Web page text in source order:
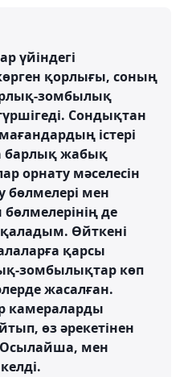
үйіндегі
қорлығы, соның
зомбылық
Сондықтан
істері
барлық жабық
орнату мәселесін
бөлмелері мен
де
Өйткені
қарсы
зомбылықтар көп
жасалған.
камераларды
өз әрекетінен
Осылайша, мен